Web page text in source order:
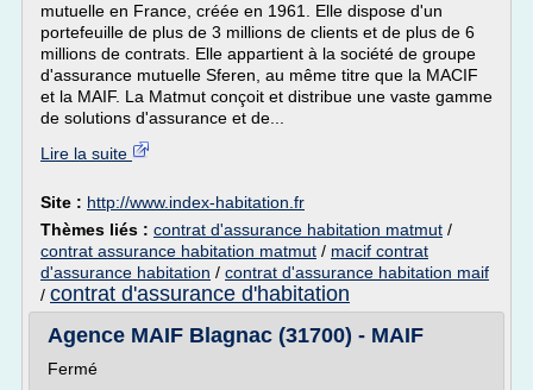
mutuelle en France, créée en 1961. Elle dispose d'un
portefeuille de plus de 3 millions de clients et de plus de 6
millions de contrats. Elle appartient à la société de groupe
d'assurance mutuelle Sferen, au même titre que la MACIF
et la MAIF. La Matmut conçoit et distribue une vaste gamme
de solutions d'assurance et de...
Lire la suite
Site : http://www.index-habitation.fr
Thèmes liés : contrat d'assurance habitation matmut /
contrat assurance habitation matmut / macif contrat
d'assurance habitation / contrat d'assurance habitation maif
/ contrat d'assurance d'habitation
Agence MAIF Blagnac (31700) - MAIF
Fermé